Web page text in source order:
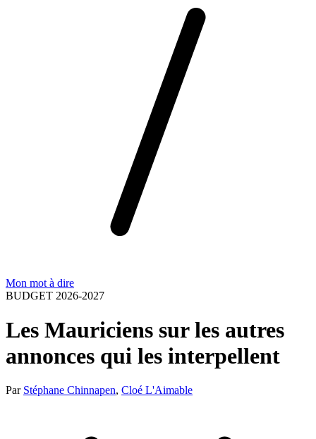
Mon mot à dire
BUDGET 2026-2027
Les Mauriciens sur les autres
annonces qui les interpellent
Par Stéphane Chinnapen, Cloé L'Aimable